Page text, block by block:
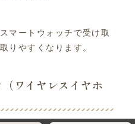
マートウォッチで受け取
りやすくなります。
ワイヤレスイヤホ